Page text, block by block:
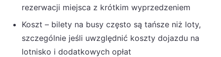
rezerwacji miejsca z krótkim wyprzedzeniem
Koszt – bilety na busy często są tańsze niż loty,
szczególnie jeśli uwzględnić koszty dojazdu na
lotnisko i dodatkowych opłat